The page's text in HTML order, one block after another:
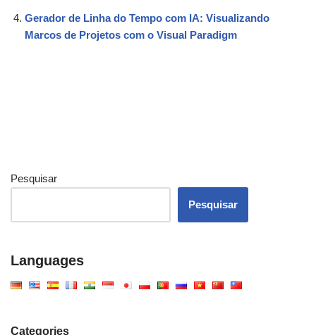
Gerador de Linha do Tempo com IA: Visualizando
Marcos de Projetos com o Visual Paradigm
Pesquisar
Pesquisar
Languages
Categories